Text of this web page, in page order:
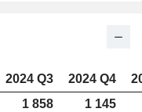
2024 Q3 2024 Q4
1 858
1 145